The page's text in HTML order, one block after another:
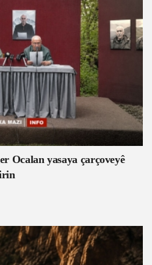
Ocalan yasaya çarçoveyê